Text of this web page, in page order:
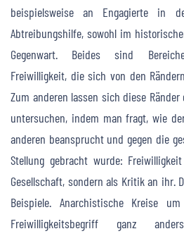
beispielsweise an Engagierte in
Abtreibungshilfe, sowohl im
Gegenwart. Beides sind
Freiwilligkeit, die sich von den
Zum anderen lassen sich diese
untersuchen, indem man fragt, wie
anderen beansprucht und gegen die
Stellung gebracht wurde:
Gesellschaft, sondern als Kritik an ihr.
Beispiele. Anarchistische Kreise
Freiwilligkeitsbegriff ganz